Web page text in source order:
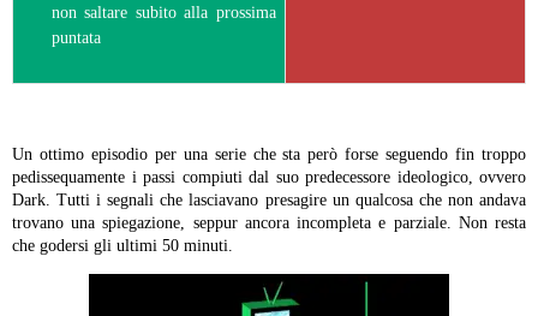
non saltare subito alla prossima
puntata
Un ottimo episodio per una serie che sta però forse seguendo fin troppo
pedissequamente i passi compiuti dal suo predecessore ideologico, ovvero
Dark. Tutti i segnali che lasciavano presagire un qualcosa che non andava
trovano una spiegazione, seppur ancora incompleta e parziale. Non resta
che godersi gli ultimi 50 minuti.